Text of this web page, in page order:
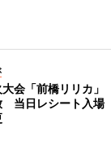
会「前橋リリカ」
当日レシート入場